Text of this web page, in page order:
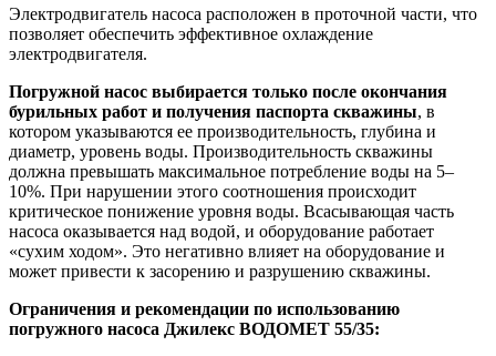
Электродвигатель насоса расположен в проточной части, что
позволяет обеспечить эффективное охлаждение
электродвигателя.
Погружной насос выбирается только после окончания
бурильных работ и получения паспорта скважины, в
котором указываются ее производительность, глубина и
диаметр, уровень воды. Производительность скважины
должна превышать максимальное потребление воды на 5–
10%. При нарушении этого соотношения происходит
критическое понижение уровня воды. Всасывающая часть
насоса оказывается над водой, и оборудование работает
«сухим ходом». Это негативно влияет на оборудование и
может привести к засорению и разрушению скважины.
Ограничения и рекомендации по использованию
погружного насоса Джилекс ВОДОМЕТ 55/35: